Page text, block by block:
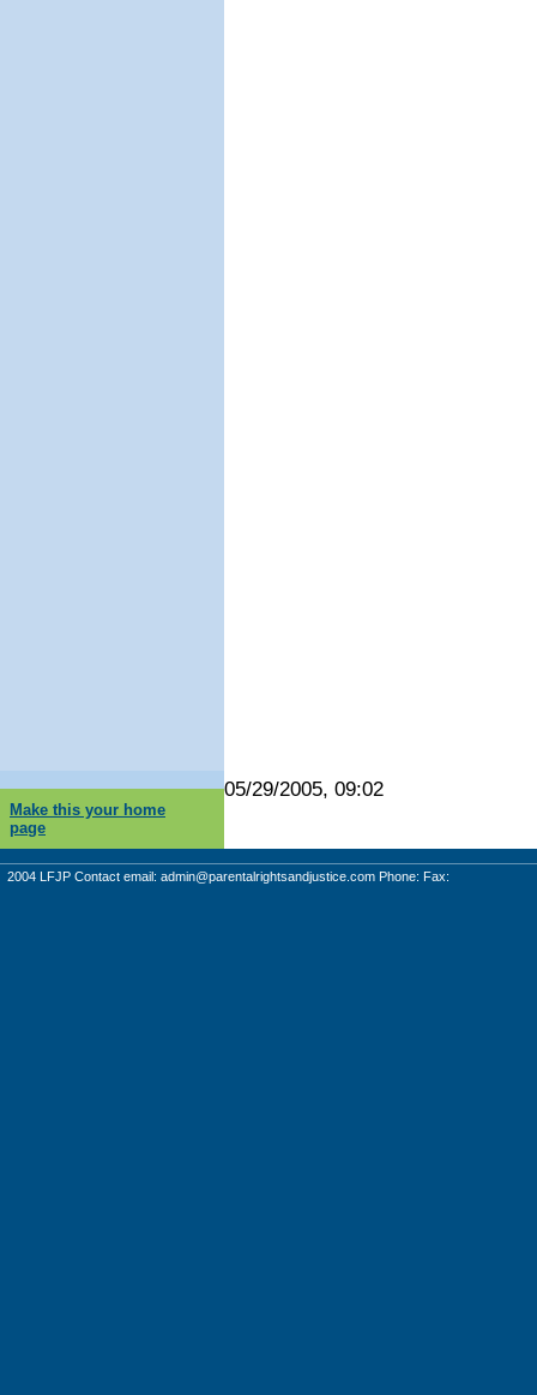
05/29/2005, 09:02
Make this your home
page
2004 LFJP Contact email: admin@parentalrightsandjustice.com Phone: Fax: